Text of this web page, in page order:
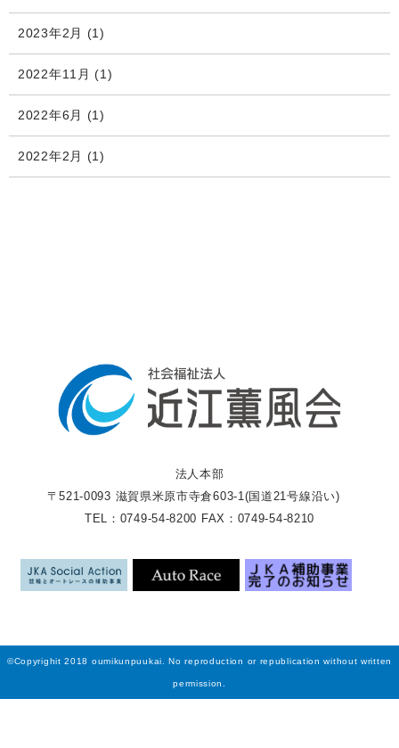
2023年2月 (1)
2022年11月 (1)
2022年6月 (1)
2022年2月 (1)
法人本部
〒521-0093 滋賀県米原市寺倉603-1(国道21号線沿い)
TEL：0749-54-8200 FAX：0749-54-8210
©Copyrighit 2018 oumikunpuukai. No reproduction or republication without written
permission.